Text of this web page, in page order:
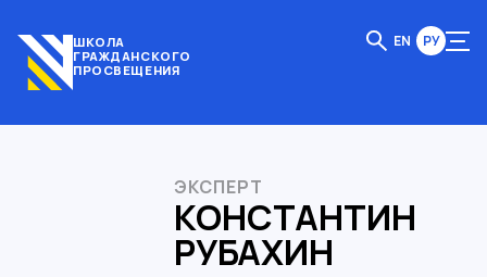
ШКОЛА
ГРАЖДАНСКОГО
ПРОСВЕЩЕНИЯ
EN РУ
ЭКСПЕРТ
КОНСТАНТИН
РУБАХИН